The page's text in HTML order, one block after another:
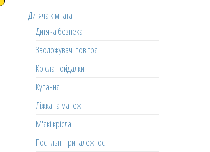
Дитяча кімната
Дитяча безпека
Зволожувачі повітря
Крісла-гойдалки
Купання
Ліжка та манежі
М'які крісла
Постільні приналежності